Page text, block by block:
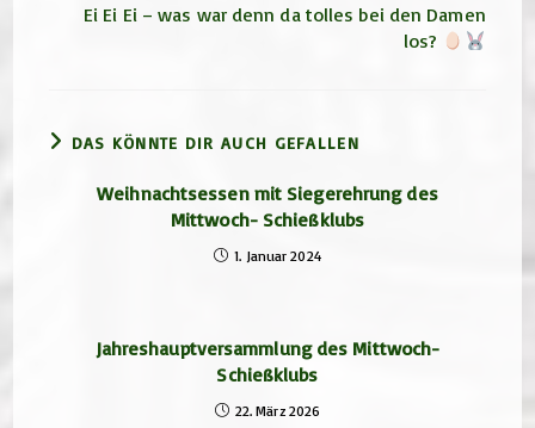
Ei Ei Ei – was war denn da tolles bei den Damen
los?
DAS KÖNNTE DIR AUCH GEFALLEN
Weihnachtsessen mit Siegerehrung des
Mittwoch- Schießklubs
1. Januar 2024
Jahreshauptversammlung des Mittwoch-
Schießklubs
22. März 2026